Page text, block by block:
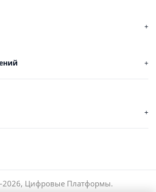
2026, Цифровые Платформы.